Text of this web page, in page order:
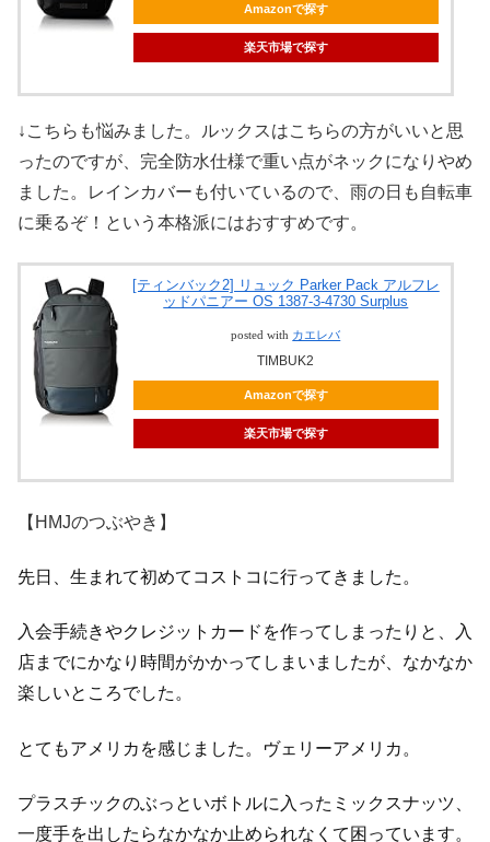
Amazonで探す
楽天市場で探す
↓こちらも悩みました。ルックスはこちらの方がいいと思
ったのですが、完全防水仕様で重い点がネックになりやめ
ました。レインカバーも付いているので、雨の日も自転車
に乗るぞ！という本格派にはおすすめです。
[ティンバック2] リュック Parker Pack アルフレ
ッドパニアー OS 1387-3-4730 Surplus
posted with カエレバ
TIMBUK2
Amazonで探す
楽天市場で探す
【HMJのつぶやき】
先日、生まれて初めてコストコに行ってきました。
入会手続きやクレジットカードを作ってしまったりと、入
店までにかなり時間がかかってしまいましたが、なかなか
楽しいところでした。
とてもアメリカを感じました。ヴェリーアメリカ。
プラスチックのぶっといボトルに入ったミックスナッツ、
一度手を出したらなかなか止められなくて困っています。